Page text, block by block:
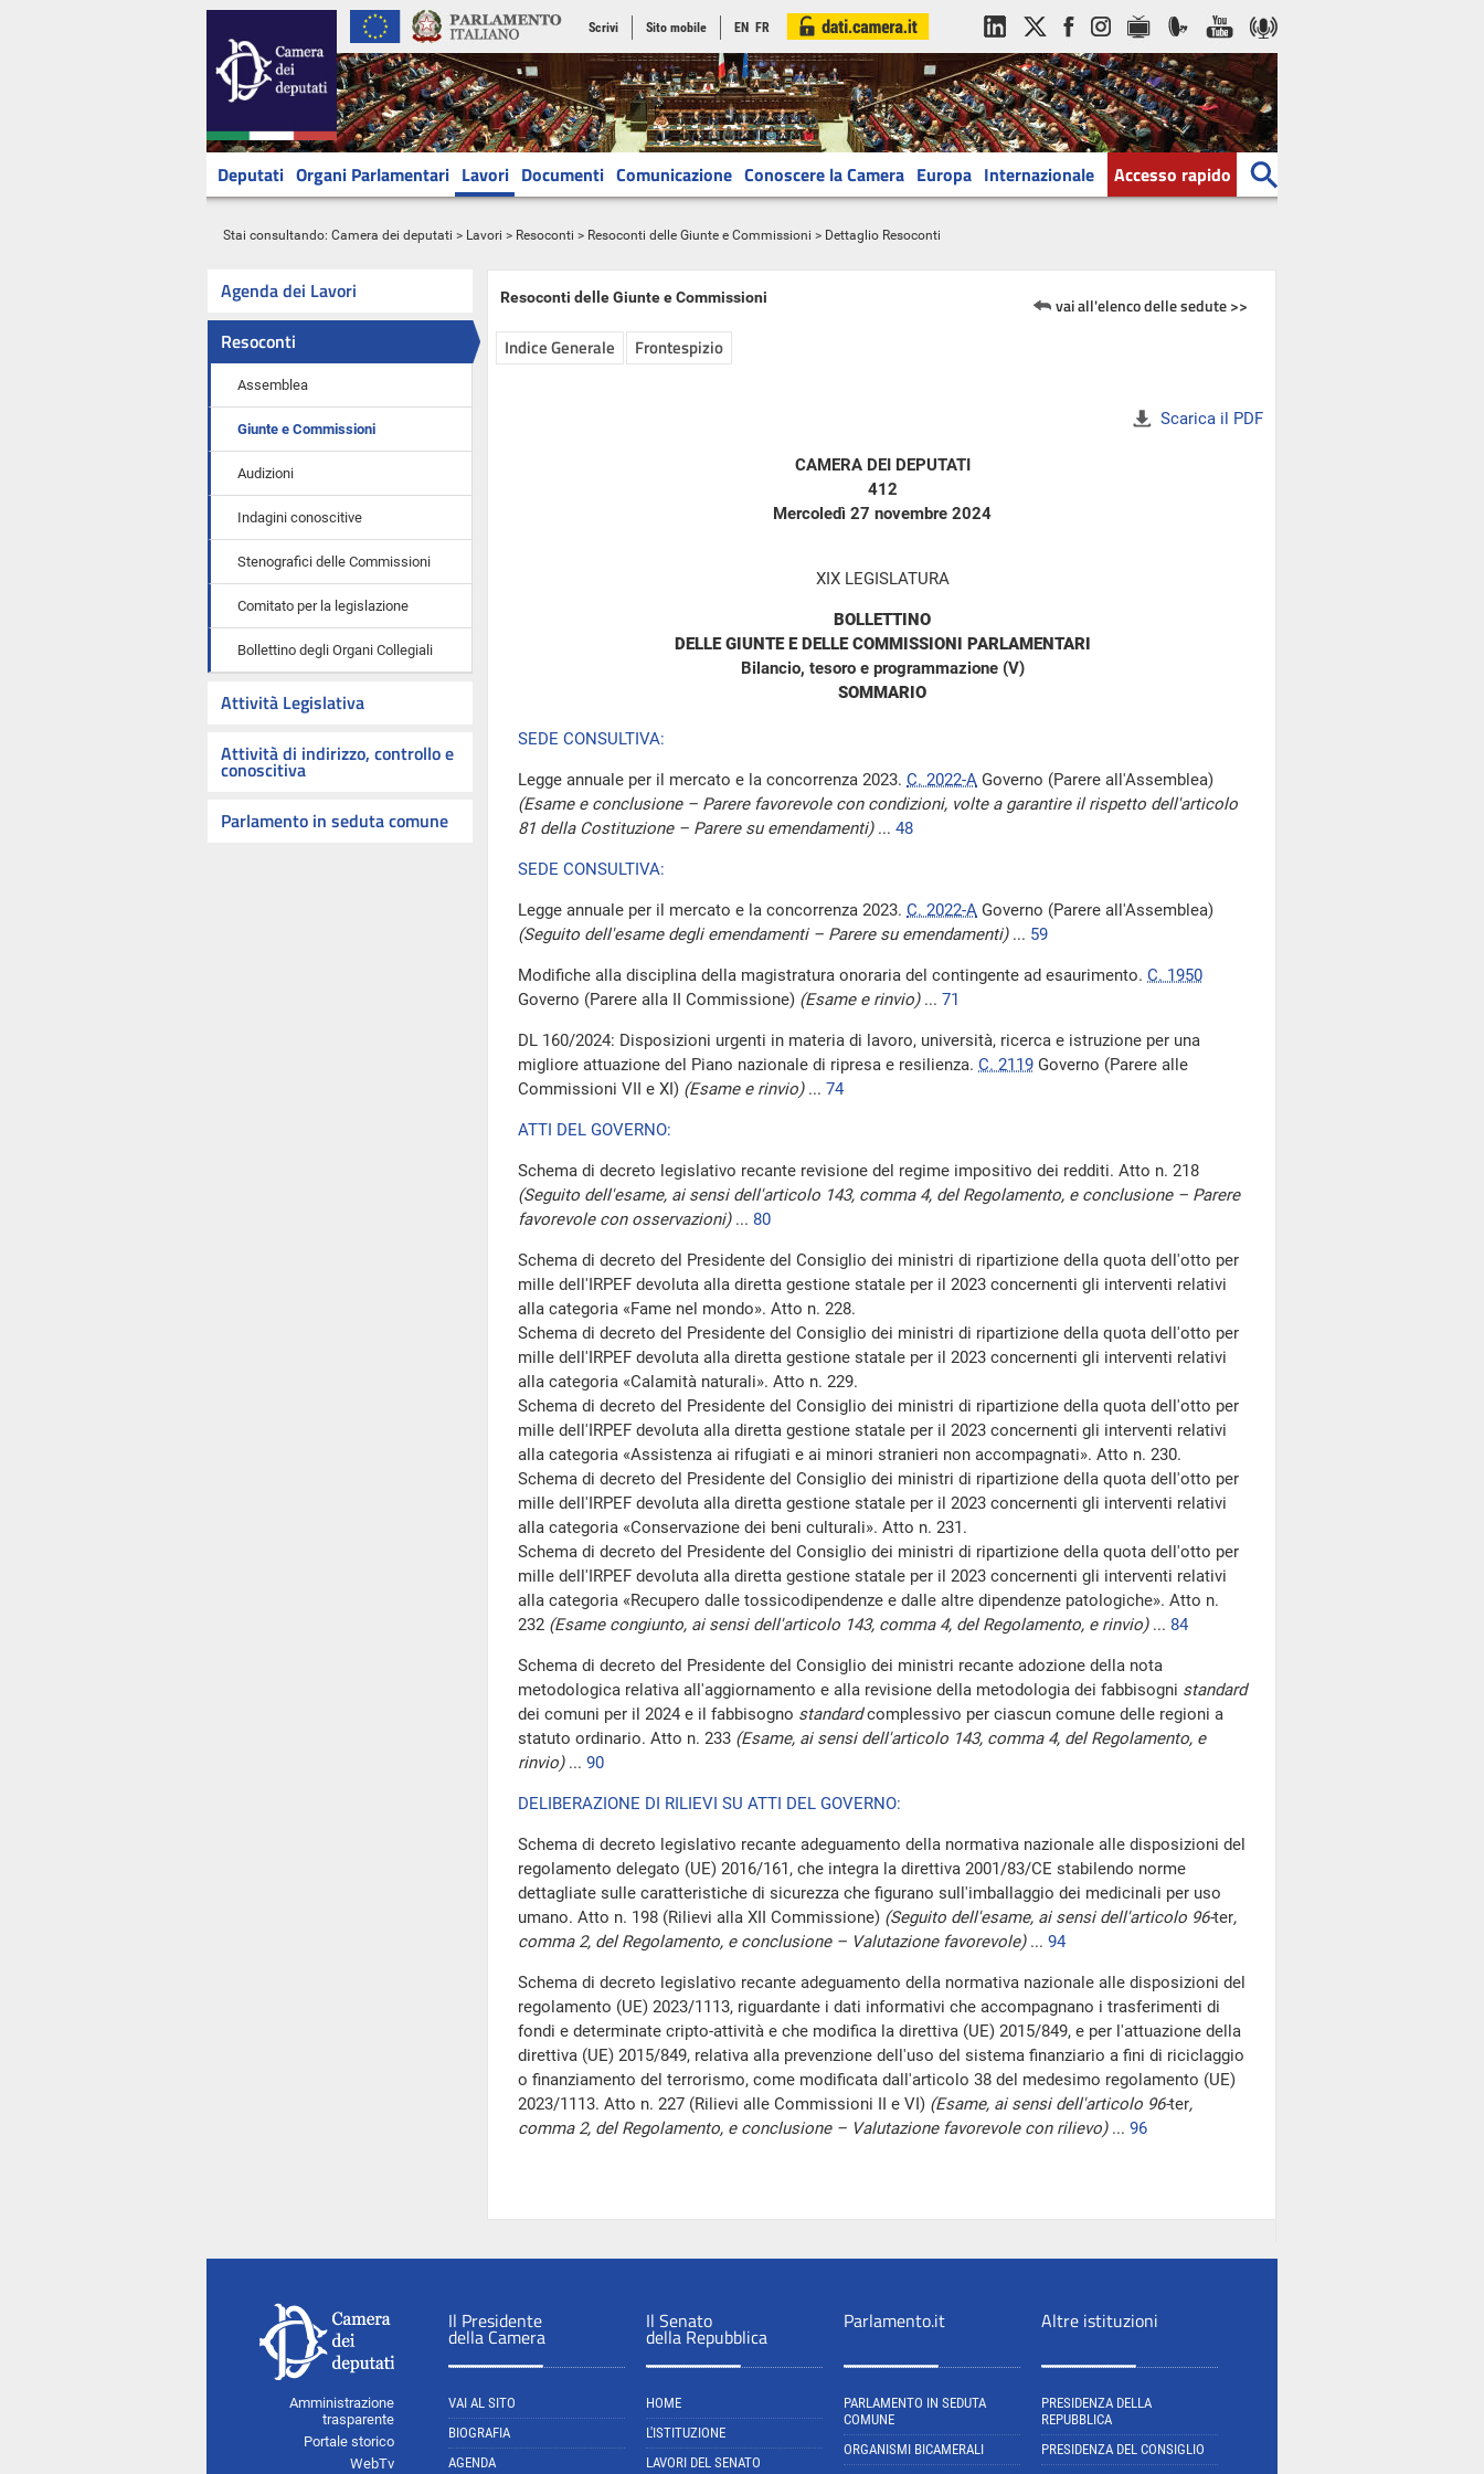
Scrivi Sito mobile EN FR
Deputati Organi Parlamentari Lavori Documenti Comunicazione Conoscere la Camera Europa Internazionale Accesso rapido
Stai consultando: Camera dei deputati > Lavori > Resoconti > Resoconti delle Giunte e Commissioni > Dettaglio Resoconti
Agenda dei Lavori
Resoconti
Assemblea
Giunte e Commissioni
Audizioni
Indagini conoscitive
Stenografici delle Commissioni
Comitato per la legislazione
Bollettino degli Organi Collegiali
Attività Legislativa
Attività di indirizzo, controllo e
conoscitiva
Parlamento in seduta comune
Resoconti delle Giunte e Commissioni vai all'elenco delle sedute >>
Indice Generale Frontespizio
Scarica il PDF
CAMERA DEI DEPUTATI
412
Mercoledì 27 novembre 2024
XIX LEGISLATURA
BOLLETTINO
DELLE GIUNTE E DELLE COMMISSIONI PARLAMENTARI
Bilancio, tesoro e programmazione (V)
SOMMARIO
SEDE CONSULTIVA:
Legge annuale per il mercato e la concorrenza 2023. C. 2022-A Governo (Parere all'Assemblea)
(Esame e conclusione – Parere favorevole con condizioni, volte a garantire il rispetto dell'articolo
81 della Costituzione – Parere su emendamenti)... 48
SEDE CONSULTIVA:
Legge annuale per il mercato e la concorrenza 2023. C. 2022-A Governo (Parere all'Assemblea)
(Seguito dell'esame degli emendamenti – Parere su emendamenti)... 59
Modifiche alla disciplina della magistratura onoraria del contingente ad esaurimento. C. 1950
Governo (Parere alla II Commissione) (Esame e rinvio)... 71
DL 160/2024: Disposizioni urgenti in materia di lavoro, università, ricerca e istruzione per una
migliore attuazione del Piano nazionale di ripresa e resilienza. C. 2119 Governo (Parere alle
Commissioni VII e XI) (Esame e rinvio)... 74
ATTI DEL GOVERNO:
Schema di decreto legislativo recante revisione del regime impositivo dei redditi. Atto n. 218
(Seguito dell'esame, ai sensi dell'articolo 143, comma 4, del Regolamento, e conclusione – Parere
favorevole con osservazioni)... 80
Schema di decreto del Presidente del Consiglio dei ministri di ripartizione della quota dell'otto per
mille dell'IRPEF devoluta alla diretta gestione statale per il 2023 concernenti gli interventi relativi
alla categoria «Fame nel mondo». Atto n. 228.
Schema di decreto del Presidente del Consiglio dei ministri di ripartizione della quota dell'otto per
mille dell'IRPEF devoluta alla diretta gestione statale per il 2023 concernenti gli interventi relativi
alla categoria «Calamità naturali». Atto n. 229.
Schema di decreto del Presidente del Consiglio dei ministri di ripartizione della quota dell'otto per
mille dell'IRPEF devoluta alla diretta gestione statale per il 2023 concernenti gli interventi relativi
alla categoria «Assistenza ai rifugiati e ai minori stranieri non accompagnati». Atto n. 230.
Schema di decreto del Presidente del Consiglio dei ministri di ripartizione della quota dell'otto per
mille dell'IRPEF devoluta alla diretta gestione statale per il 2023 concernenti gli interventi relativi
alla categoria «Conservazione dei beni culturali». Atto n. 231.
Schema di decreto del Presidente del Consiglio dei ministri di ripartizione della quota dell'otto per
mille dell'IRPEF devoluta alla diretta gestione statale per il 2023 concernenti gli interventi relativi
alla categoria «Recupero dalle tossicodipendenze e dalle altre dipendenze patologiche». Atto n.
232 (Esame congiunto, ai sensi dell'articolo 143, comma 4, del Regolamento, e rinvio)... 84
Schema di decreto del Presidente del Consiglio dei ministri recante adozione della nota
metodologica relativa all'aggiornamento e alla revisione della metodologia dei fabbisogni standard
dei comuni per il 2024 e il fabbisogno standardcomplessivo per ciascun comune delle regioni a
statuto ordinario. Atto n. 233 (Esame, ai sensi dell'articolo 143, comma 4, del Regolamento, e
rinvio)... 90
DELIBERAZIONE DI RILIEVI SU ATTI DEL GOVERNO:
Schema di decreto legislativo recante adeguamento della normativa nazionale alle disposizioni del
regolamento delegato (UE) 2016/161, che integra la direttiva 2001/83/CE stabilendo norme
dettagliate sulle caratteristiche di sicurezza che figurano sull'imballaggio dei medicinali per uso
umano. Atto n. 198 (Rilievi alla XII Commissione) (Seguito dell'esame, ai sensi dell'articolo 96-ter,
comma 2, del Regolamento, e conclusione – Valutazione favorevole)... 94
Schema di decreto legislativo recante adeguamento della normativa nazionale alle disposizioni del
regolamento (UE) 2023/1113, riguardante i dati informativi che accompagnano i trasferimenti di
fondi e determinate cripto-attività e che modifica la direttiva (UE) 2015/849, e per l'attuazione della
direttiva (UE) 2015/849, relativa alla prevenzione dell'uso del sistema finanziario a fini di riciclaggio
o finanziamento del terrorismo, come modificata dall'articolo 38 del medesimo regolamento (UE)
2023/1113. Atto n. 227 (Rilievi alle Commissioni II e VI) (Esame, ai sensi dell'articolo 96-ter,
comma 2, del Regolamento, e conclusione – Valutazione favorevole con rilievo)... 96
Amministrazione
trasparente
Portale storico
WebTv
Il Presidente
della Camera
VAI AL SITO
BIOGRAFIA
AGENDA
Il Senato
della Repubblica
HOME
L'ISTITUZIONE
LAVORI DEL SENATO
Parlamento.it
PARLAMENTO IN SEDUTA
COMUNE
ORGANISMI BICAMERALI
Altre istituzioni
PRESIDENZA DELLA
REPUBBLICA
PRESIDENZA DEL CONSIGLIO